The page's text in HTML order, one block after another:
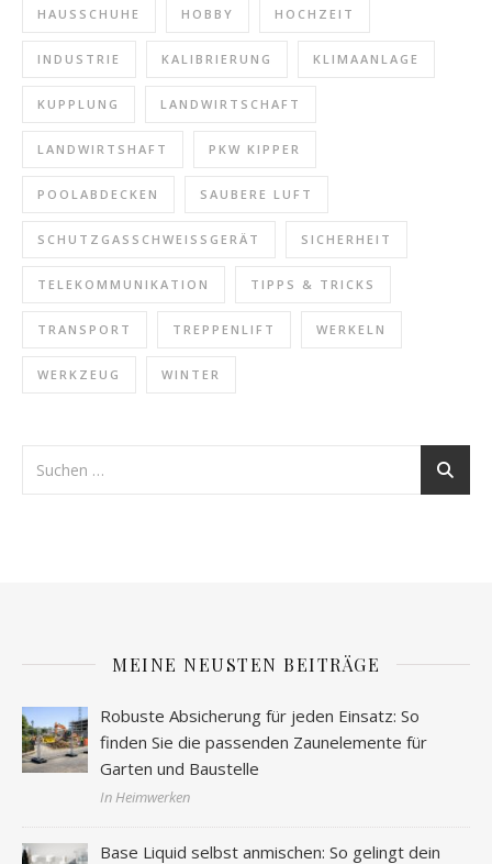
HAUSSCHUHE HOBBY HOCHZEIT
INDUSTRIE KALIBRIERUNG KLIMAANLAGE
KUPPLUNG LANDWIRTSCHAFT
LANDWIRTSHAFT PKW KIPPER
POOLABDECKEN SAUBERE LUFT
SCHUTZGASSCHWEISSGERÄT SICHERHEIT
TELEKOMMUNIKATION TIPPS & TRICKS
TRANSPORT TREPPENLIFT WERKELN
WERKZEUG WINTER
MEINE NEUSTEN BEITRÄGE
Robuste Absicherung für jeden Einsatz: So
finden Sie die passenden Zaunelemente für
Garten und Baustelle
In Heimwerken
Base Liquid selbst anmischen: So gelingt dein